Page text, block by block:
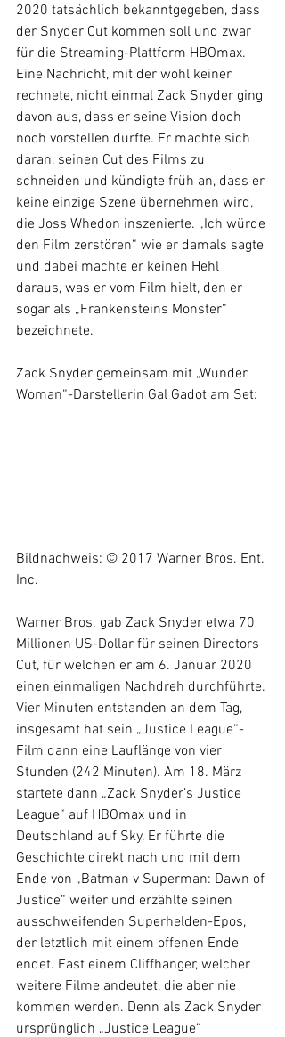
2020 tatsächlich bekanntgegeben, dass
der Snyder Cut kommen soll und zwar
für die Streaming-Plattform HBOmax.
Eine Nachricht, mit der wohl keiner
rechnete, nicht einmal Zack Snyder ging
davon aus, dass er seine Vision doch
noch vorstellen durfte. Er machte sich
daran, seinen Cut des Films zu
schneiden und kündigte früh an, dass er
keine einzige Szene übernehmen wird,
die Joss Whedon inszenierte. „Ich würde
den Film zerstören“ wie er damals sagte
und dabei machte er keinen Hehl
daraus, was er vom Film hielt, den er
sogar als „Frankensteins Monster“
bezeichnete.
Zack Snyder gemeinsam mit „Wunder
Woman“-Darstellerin Gal Gadot am Set:
Bildnachweis: © 2017 Warner Bros. Ent.
Inc.
Warner Bros. gab Zack Snyder etwa 70
Millionen US-Dollar für seinen Directors
Cut, für welchen er am 6. Januar 2020
einen einmaligen Nachdreh durchführte.
Vier Minuten entstanden an dem Tag,
insgesamt hat sein „Justice League“-
Film dann eine Lauflänge von vier
Stunden (242 Minuten). Am 18. März
startete dann „Zack Snyder’s Justice
League“ auf HBOmax und in
Deutschland auf Sky. Er führte die
Geschichte direkt nach und mit dem
Ende von „Batman v Superman: Dawn of
Justice“ weiter und erzählte seinen
ausschweifenden Superhelden-Epos,
der letztlich mit einem offenen Ende
endet. Fast einem Cliffhanger, welcher
weitere Filme andeutet, die aber nie
kommen werden. Denn als Zack Snyder
ursprünglich „Justice League“